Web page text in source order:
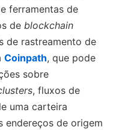
ferramentas de
de blockchain
de rastreamento de
Coinpath, que pode
sobre
, fluxos de
uma carteira
endereços de origem